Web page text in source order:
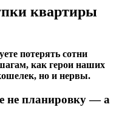
квартиры
потерять сотни
как герои наших
но и нервы.
не планировку — а